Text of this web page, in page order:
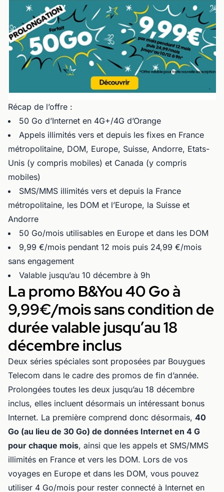
Récap de l’offre :
50 Go d’Internet en 4G+/4G d’Orange
Appels illimités vers et depuis les fixes en France
métropolitaine, DOM, Europe, Suisse, Andorre, Etats-
Unis (y compris mobiles) et Canada (y compris
mobiles)
SMS/MMS illimités vers et depuis la France
métropolitaine, les DOM et l’Europe, la Suisse et
Andorre
50 Go/mois utilisables en Europe et dans les DOM
9,99 €/mois pendant 12 mois puis 24,99 €/mois
sans engagement
Valable jusqu’au 10 décembre à 9h
La promo B&You 40 Go à
9,99€/mois sans condition de
durée valable jusqu’au 18
décembre inclus
Deux séries spéciales sont proposées par Bouygues
Telecom dans le cadre des promos de fin d’année.
Prolongées toutes les deux jusqu’au 18 décembre
inclus, elles incluent désormais un intéressant bonus
Internet. La première comprend donc désormais, 40
Go (au lieu de 30 Go) de données Internet en 4 G
pour chaque mois, ainsi que les appels et SMS/MMS
illimités en France et vers les DOM. Lors de vos
voyages en Europe et dans les DOM, vous pouvez
utiliser 4 Go/mois pour rester connecté à Internet en